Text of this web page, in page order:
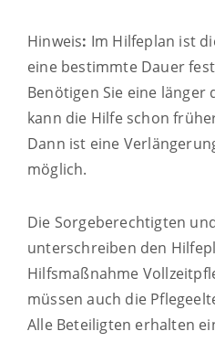
Hinweis: Im Hilfeplan ist
eine bestimmte Dauer
Benötigen Sie eine
kann die Hilfe schon
Dann ist eine
möglich.
Die Sorgeberechtigten
unterschreiben den
Hilfsmaßnahme
müssen auch die
Alle Beteiligten erhalten